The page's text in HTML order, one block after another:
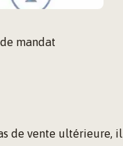
mandat
de vente ultérieure, il